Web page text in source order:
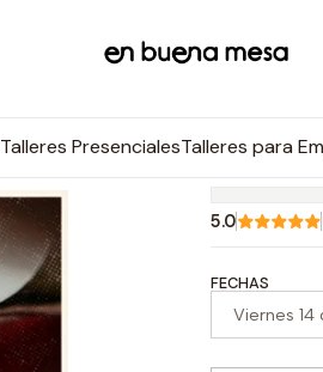
Talleres PresencialesTalleres para
5.0
FECHAS
Viernes 14